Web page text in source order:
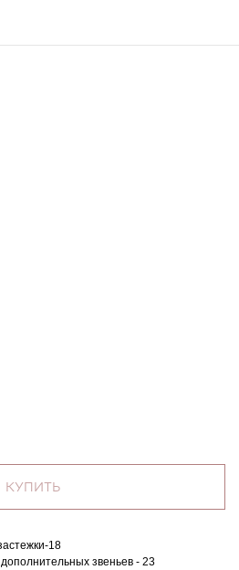
КУПИТЬ
18
звеньев - 23